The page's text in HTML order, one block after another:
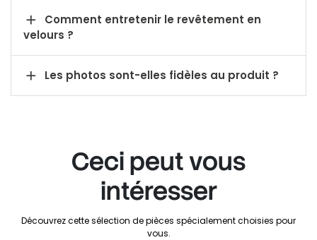

Comment entretenir le revêtement en
velours ?
 Les photos sont-elles fidèles au produit ?
Ceci peut vous
intéresser
Découvrez cette sélection de pièces spécialement choisies pour
vous.